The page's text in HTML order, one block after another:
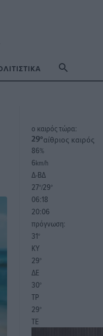
o καιρός τώρα:
29°αίθριος καιρός
86%
6km/h
Δ-ΒΔ
27°/29°
06:18
20:06
πρόγνωση:
31°
ΚΥ
29°
ΔΕ
30°
ΤΡ
29°
ΤΕ